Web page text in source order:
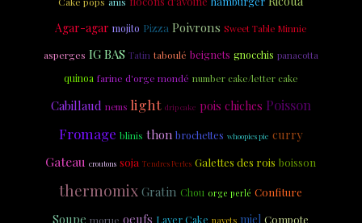
Agar-agar mojito Pizza Poivrons Sweet Table Minnie
asperges IG BAS Tatin taboulé beignets gnocchis panacotta
quinoa farine d'orge mondé number cake/letter cake
Cabillaud nems light drip cake pois chiches Poisson
Fromage blinis thon brochettes whoopies pie curry
Gateau croutons soja Tendres Perles Galettes des rois boisson
thermomix Gratin Chou orge perlé Confiture
Soupe morue oeufs Layer Cake navets miel Compote